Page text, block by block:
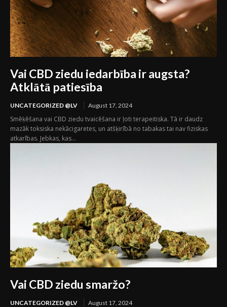
Vai CBD ziedu iedarbība ir augsta?
Atklātā patiesība
UNCATEGORIZED @LV August 17, 2024
Smēķēšana vai CBD ziedu tvaicēšana ir ļoti terapeitiska. Tā ir daudz
mazāk toksiska nekācigaretes, un atšķirībā no tabakas tai nav fiziskas
atkarības. Jebkas, kas...
Vai CBD ziedu smaržo?
UNCATEGORIZED @LV August 17, 2024